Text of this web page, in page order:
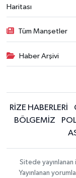
Haritası
Tüm Manşetler
Haber Arşivi
RİZE HABERLERİ
BÖLGEMİZ
Sitede
Yayınlanan